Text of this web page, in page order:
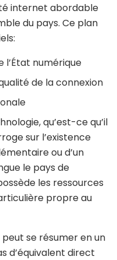
internet abordable
du pays. Ce plan
numérique
de la connexion
qu’est-ce qu’il
sur l’existence
ou d’un
le pays de
les ressources
propre au
peut se résumer en un
d’équivalent direct